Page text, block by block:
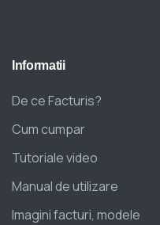
Informatii
De ce Facturis?
Cum cumpar
Tutoriale video
Manual de utilizare
Imagini facturi, modele